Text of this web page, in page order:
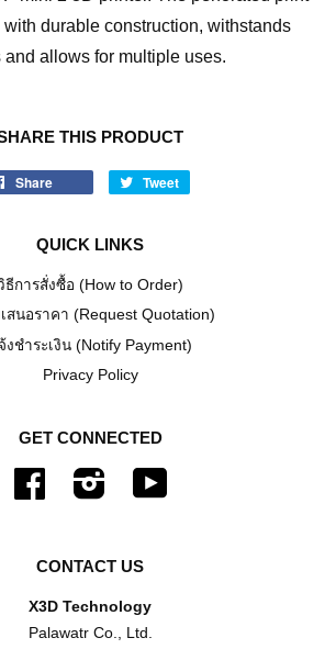
durable construction, withstands
and allows for multiple uses.
THIS PRODUCT
Share Tweet
QUICK LINKS
ธีการสั่งซื้อ (How to Order)
สนอราคา (Request Quotation)
งชำระเงิน (Notify Payment)
Privacy Policy
GET CONNECTED
Facebook Instagram
CONTACT US
X3D Technology
Palawatr Co., Ltd.